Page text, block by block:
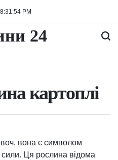
8:31 :55 PM
24
картоплі
вона є символом
сили. Ця рослина відома